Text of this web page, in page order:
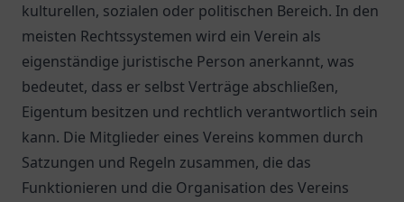
kulturellen, sozialen oder politischen Bereich. In den
meisten Rechtssystemen wird ein Verein als
eigenständige juristische Person anerkannt, was
bedeutet, dass er selbst Verträge abschließen,
Eigentum besitzen und rechtlich verantwortlich sein
kann. Die Mitglieder eines Vereins kommen durch
Satzungen und Regeln zusammen, die das
Funktionieren und die Organisation des Vereins